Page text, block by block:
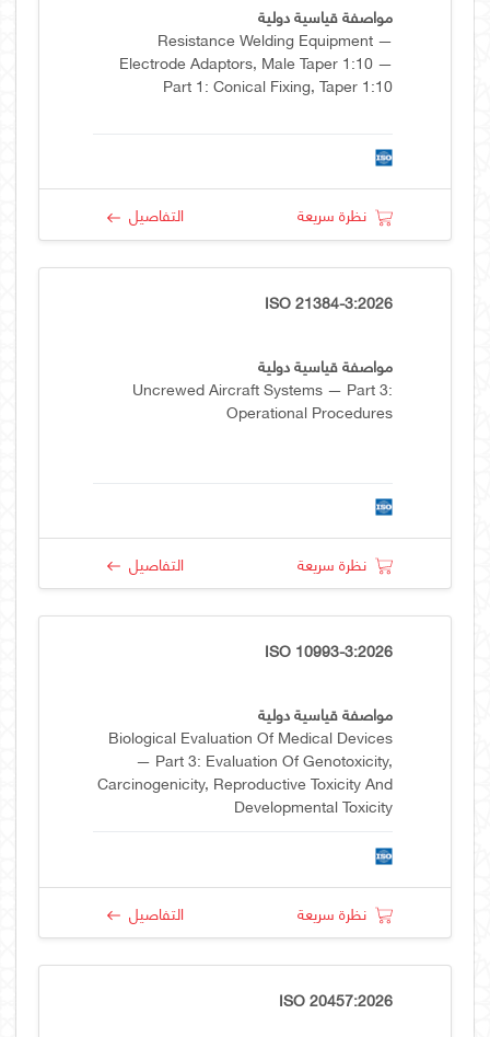
مواصفة قياسية دولية
Resistance Welding Equipment —
Electrode Adaptors, Male Taper 1:10 —
Part 1: Conical Fixing, Taper 1:10
نظرة سريعة التفاصيل
ISO 21384-3:2026
مواصفة قياسية دولية
Uncrewed Aircraft Systems — Part 3:
Operational Procedures
نظرة سريعة التفاصيل
ISO 10993-3:2026
مواصفة قياسية دولية
Biological Evaluation Of Medical Devices
— Part 3: Evaluation Of Genotoxicity,
Carcinogenicity, Reproductive Toxicity And
Developmental Toxicity
نظرة سريعة التفاصيل
ISO 20457:2026